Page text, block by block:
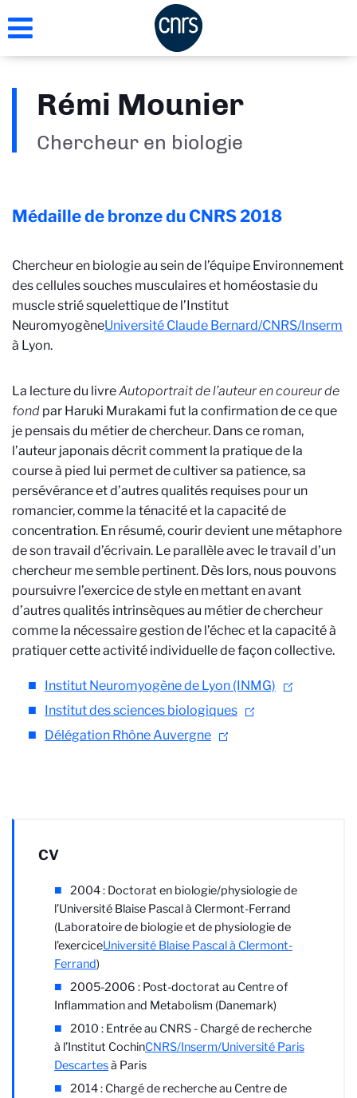
au
Rémi Mounier
Chercheur en biologie
Médaille de bronze du CNRS2018
Chercheur en biologie au sein de l’équipe Environnement
des cellules souches musculaires et homéostasie du
muscle strié squelettique de l’Institut
NeuromyogèneUniversité Claude Bernard/CNRS/Inserm
à Lyon.
La lecture du livreAutoportrait de l’auteur en coureur de
fond par Haruki Murakami fut la confirmation de ce que
je pensais du métier de chercheur. Dans ce roman,
l’auteur japonais décrit comment la pratique de la
course à pied lui permet de cultiver sa patience, sa
persévérance et d’autres qualités requises pour un
romancier, comme la ténacité et la capacité de
concentration. En résumé, courir devient une métaphore
de son travail d’écrivain. Le parallèle avec le travail d’un
chercheur me semble pertinent. Dès lors, nous pouvons
poursuivre l’exercice de style en mettant en avant
d’autres qualités intrinsèques au métier de chercheur
comme la nécessaire gestion de l’échec et la capacité à
pratiquer cette activité individuelle de façon collective.
Institut Neuromyogène de Lyon (INMG)
Institut des sciences biologiques
Délégation Rhône Auvergne
CV
2004 : Doctorat en biologie/physiologiede
l’Université Blaise Pascal à Clermont-Ferrand
(Laboratoire de biologie et de physiologie de
l'exerciceUniversité Blaise Pascal à Clermont-
Ferrand)
2005-2006 : Post-doctorat au Centre of
Inflammation and Metabolism (Danemark)
2010 : Entrée au CNRS - Chargé de recherche
à l’Institut CochinCNRS/Inserm/Université Paris
Descartesà Paris
2014 : Chargé de recherche au Centre de